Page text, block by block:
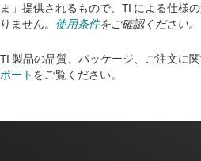
ま」提供されるもので、TI による仕様
りません。 使用条件をご確認ください。
TI 製品の品質、パッケージ、ご注文に関
ポート をご覧ください。​​​​​​​​​​​​​​